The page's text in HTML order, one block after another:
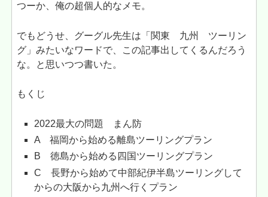
つーか、俺の超個人的なメモ。
でもどうせ、グーグル先生は「関東 九州 ツーリン
グ」みたいなワードで、この記事出してくるんだろう
な。と思いつつ書いた。
もくじ
2022最大の問題 まん防
A 福岡から始める離島ツーリングプラン
B 徳島から始める四国ツーリングプラン
C 長野から始めて中部紀伊半島ツーリングして
からの大阪から九州へ行くプラン